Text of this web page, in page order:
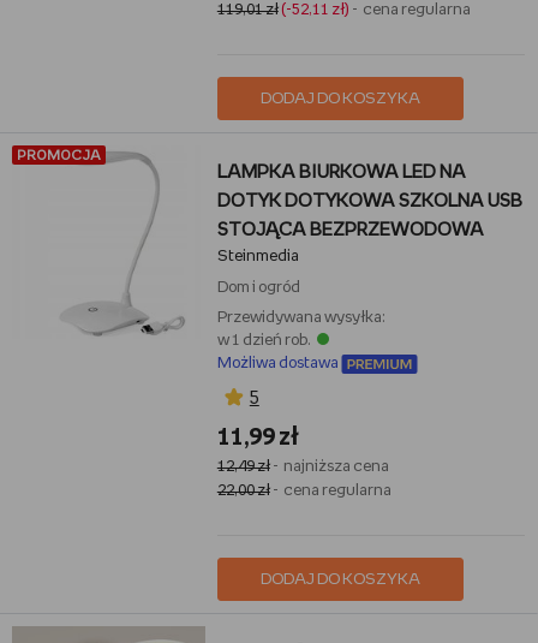
119,01 zł(-52,11 zł) - cena regularna
DODAJ DO KOSZYKA
PROMOCJA
LAMPKA BIURKOWA LED NA
DOTYK DOTYKOWA SZKOLNA USB
STOJĄCA BEZPRZEWODOWA
Steinmedia
Dom i ogród
Przewidywana wysyłka:
w 1 dzień rob.
Możliwa dostawa
5
11,99 zł
12,49 zł- najniższa cena
22,00 zł- cena regularna
DODAJ DO KOSZYKA